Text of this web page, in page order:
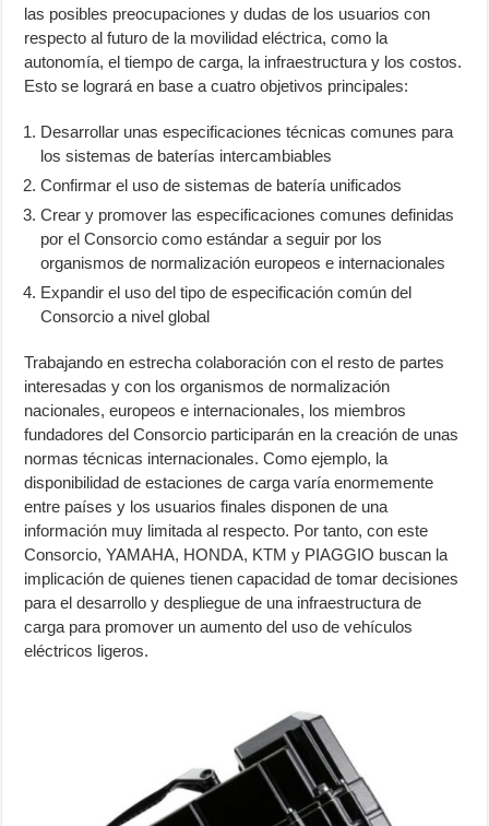
las posibles preocupaciones y dudas de los usuarios con
respecto al futuro de la movilidad eléctrica, como la
autonomía, el tiempo de carga, la infraestructura y los costos.
Esto se logrará en base a cuatro objetivos principales:
Desarrollar unas especificaciones técnicas comunes para
los sistemas de baterías intercambiables
Confirmar el uso de sistemas de batería unificados
Crear y promover las especificaciones comunes definidas
por el Consorcio como estándar a seguir por los
organismos de normalización europeos e internacionales
Expandir el uso del tipo de especificación común del
Consorcio a nivel global
Trabajando en estrecha colaboración con el resto de partes
interesadas y con los organismos de normalización
nacionales, europeos e internacionales, los miembros
fundadores del Consorcio participarán en la creación de unas
normas técnicas internacionales. Como ejemplo, la
disponibilidad de estaciones de carga varía enormemente
entre países y los usuarios finales disponen de una
información muy limitada al respecto. Por tanto, con este
Consorcio, YAMAHA, HONDA, KTM y PIAGGIO buscan la
implicación de quienes tienen capacidad de tomar decisiones
para el desarrollo y despliegue de una infraestructura de
carga para promover un aumento del uso de vehículos
eléctricos ligeros.